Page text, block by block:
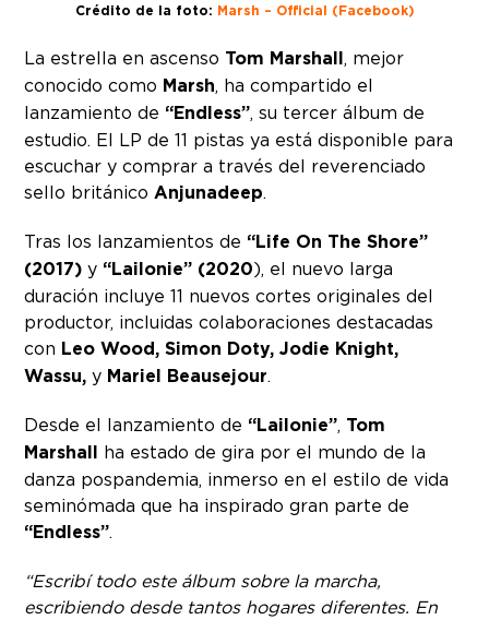
Crédito de la foto: Marsh – Official (Facebook)
La estrella en ascenso Tom Marshall, mejor
conocido como Marsh, ha compartido el
lanzamiento de “Endless”, su tercer álbum de
estudio. El LP de 11 pistas ya está disponible para
escuchar y comprar a través del reverenciado
sello británico Anjunadeep.
Tras los lanzamientos de “Life On The Shore”
(2017) y “Lailonie” (2020), el nuevo larga
duración incluye 11 nuevos cortes originales del
productor, incluidas colaboraciones destacadas
con Leo Wood, Simon Doty, Jodie Knight,
Wassu, y Mariel Beausejour.
Desde el lanzamiento de “Lailonie”, Tom
Marshall ha estado de gira por el mundo de la
danza pospandemia, inmerso en el estilo de vida
seminómada que ha inspirado gran parte de
“Endless”.
“Escribí todo este álbum sobre la marcha,
escribiendo desde tantos hogares diferentes. En